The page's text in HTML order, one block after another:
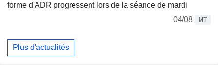
forme d'ADR progressent lors de la séance de mardi
04/08
MT
Plus d'actualités